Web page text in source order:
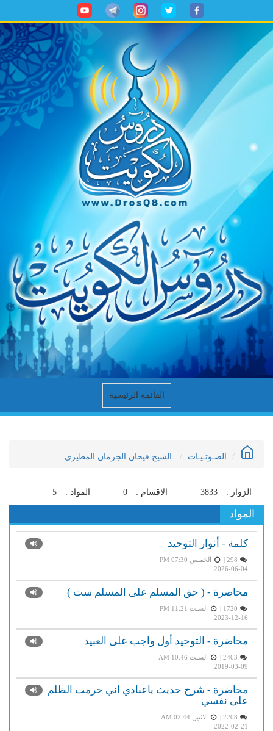
القائمة الرئيسية
الصـوتـيـات الشيخ فيحان الجرمان المطيري
الزوار : 3833 الاقسام : 0 المواد : 5
المواد
كلمة - أنوار التوحيد
الخميس PM 07:30
2026-06-04
محاضرة - ( حق المسلم على المسلم ست )
السبت PM 11:21
2023-12-16
محاضرة - التوحيد أول واجب على العبيد
السبت AM 10:46
2019-03-09
محاضرة - شرح حديث ياعبادي اني حرمت الظلم
على نفسي
الاثنين AM 02:44
2022-02-21